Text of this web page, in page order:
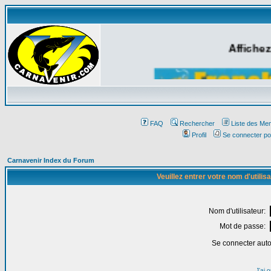
FAQ Rechercher
Liste des
Profil
Se connecter
Carnavenir Index du Forum
Veuillez entrer votre nom
Nom d'utilisateur:
Mot de passe:
Se connecter